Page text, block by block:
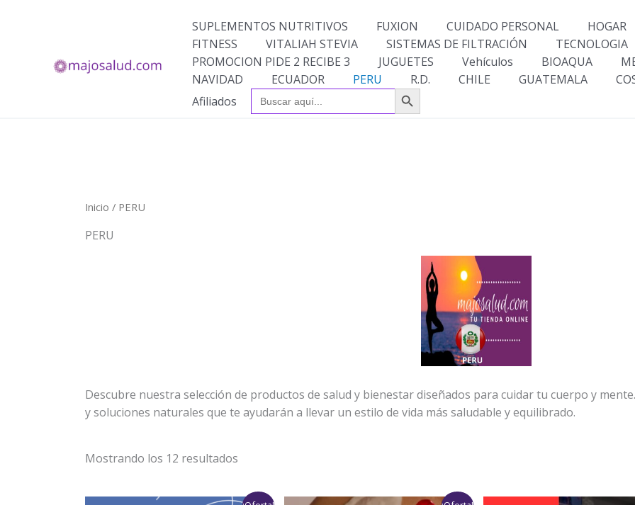
SUPLEMENTOS NUTRITIVOS FUXION CUIDADO PERSONAL HOGAR
FITNESS
VITALIAH STEVIA SISTEMAS DE FILTRACIÓN TECNOLOGIA
PROMOCION PIDE 2 RECIBE 3
JUGUETES Vehículos BIOAQUA
NAVIDAD
ECUADOR PERU R.D. CHILE GUATEMALA
Afiliados
Buscar: Botón de búsqueda
Inicio / PERU
PERU
Descubre nuestra selección de productos de salud y bienestar diseñados para cuidar tu cuerpo y
y soluciones naturales que te ayudarán a llevar un estilo de vida más saludable y equilibrado.
Mostrando los 12 resultados
Rango
Rango
Rango